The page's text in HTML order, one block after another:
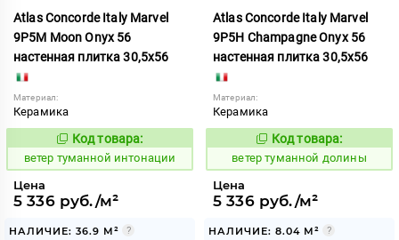
Atlas Concorde Italy Marvel
9P5M Moon Onyx 56
настенная плитка 30,5x56
Материал:
Керамика
122533
Код товара:
ветер туманной интонации
Цена
5 336 руб./м²
НАЛИЧИЕ: 36.9 М²
Atlas Concorde Italy Marvel
9P5H Champagne Onyx 56
настенная плитка 30,5x56
Материал:
Керамика
122521
Код товара:
ветер туманной долины
Цена
5 336 руб./м²
НАЛИЧИЕ: 8.04 М²